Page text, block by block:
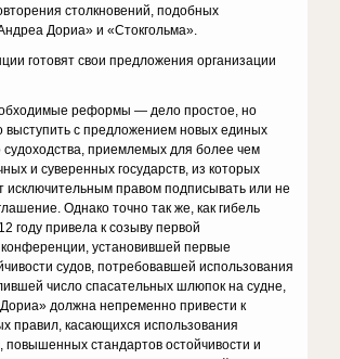
столкновений, подобных
Дориа» и «Стокгольма».
готовят свои предложения организации
реформы — дело простое, но
выступить с предложением новых единых
судоходства, приемлемых для более чем
и суверенных государств, из которых
исключительным правом подписывать или не
Однако точно так же, как гибель
году привела к созыву первой
установившей первые
судов, потребовавшей использования
число спасательных шлюпок на судне,
должна непременно привести к
правил, касающихся использования
повышенных стандартов остойчивости и